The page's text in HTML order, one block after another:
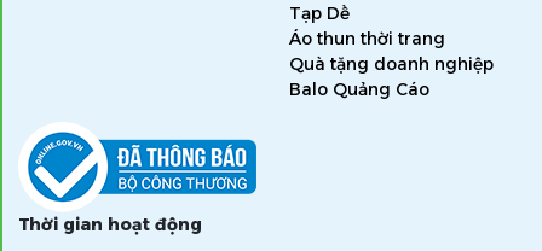
Tạp Dề
Áo thun thời trang
Quà tặng doanh nghiệp
Balo Quảng Cáo
Thời gian hoạt động